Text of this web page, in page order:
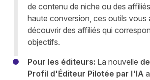
de contenu de niche ou des
haute conversion, ces outils vous
découvrir des affiliés qui
objectifs.
Pour les éditeurs: La nouvelle
Profil d'Éditeur Pilotée par l'IA